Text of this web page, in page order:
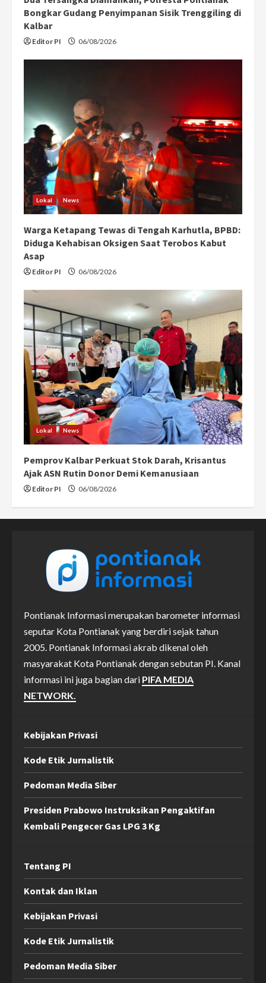
Bongkar Gudang Penyimpanan Sisik Trenggiling di
Kalbar
Editor PI 06/08/2026
Lokal News
Warga Ketapang Tewas di Tengah Karhutla, BPBD:
Diduga Kehabisan Oksigen Saat Terobos Kabut
Asap
Editor PI 06/08/2026
Lokal News
Pemprov Kalbar Perkuat Stok Darah, Krisantus
Ajak ASN Rutin Donor Demi Kemanusiaan
Editor PI 06/08/2026
Pontianak Informasi merupakan barometer informasi
seputar Kota Pontianak yang berdiri sejak tahun
2005. Pontianak Informasi akrab dikenal oleh
masyarakat Kota Pontianak dengan sebutan PI. Kanal
informasi ini juga bagian dari PIFA MEDIA
NETWORK.
Kebijakan Privasi
Kode Etik Jurnalistik
Pedoman Media Siber
Presiden Prabowo Instruksikan Pengaktifan
Kembali Pengecer Gas LPG 3 Kg
Tentang PI
Kontak dan Iklan
Kebijakan Privasi
Kode Etik Jurnalistik
Pedoman Media Siber